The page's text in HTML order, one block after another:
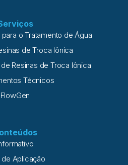
o Tratamento de Água
de Troca Iônica
Resinas de Troca Iônica
Técnicos
FlowGen
de Aplicação